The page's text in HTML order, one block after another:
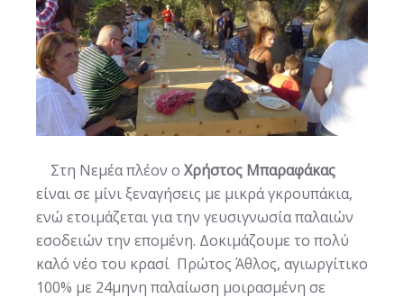
Στη Νεμέα πλέον ο Χρήστος Μπαραφάκας
είναι σε μίνι ξεναγήσεις με μικρά γκρουπάκια,
ενώ ετοιμάζεται για την γευσιγνωσία παλαιών
εσοδειών την επομένη. Δοκιμάζουμε το πολύ
καλό νέο του κρασί Πρώτος Άθλος, αγιωργίτικο
100% με 24μηνη παλαίωση μοιρασμένη σε